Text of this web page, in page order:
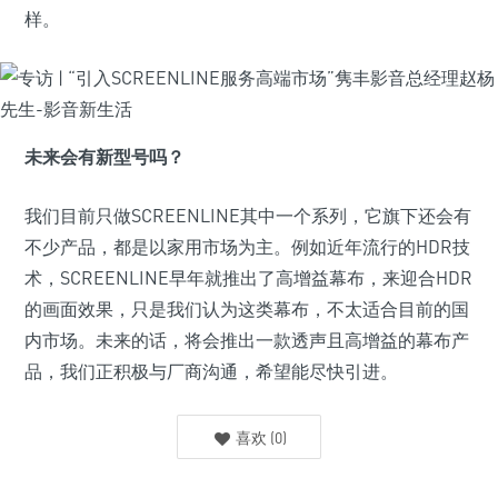
样。
未来会有新型号吗？
我们目前只做SCREENLINE其中一个系列，它旗下还会有
不少产品，都是以家用市场为主。例如近年流行的HDR技
术，SCREENLINE早年就推出了高增益幕布，来迎合HDR
的画面效果，只是我们认为这类幕布，不太适合目前的国
内市场。未来的话，将会推出一款透声且高增益的幕布产
品，我们正积极与厂商沟通，希望能尽快引进。
喜欢 (0)